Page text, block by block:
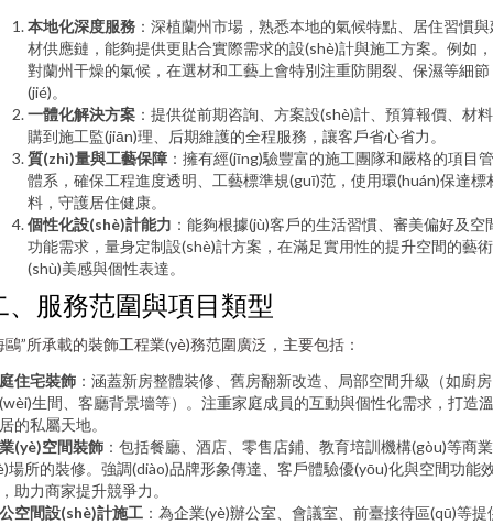
本地化深度服務 ：深植蘭州市場，熟悉本地的氣候特點、居住習慣與
材供應鏈，能夠提供更貼合實際需求的設(shè)計與施工方案。例如
對蘭州干燥的氣候，在選材和工藝上會特別注重防開裂、保濕等細節
(jié)。
一體化解決方案 ：提供從前期咨詢、方案設(shè)計、預算報價、材
購到施工監(jiān)理、后期維護的全程服務，讓客戶省心省力。
質(zhì)量與工藝保障 ：擁有經(jīng)驗豐富的施工團隊和嚴格的項目
體系，確保工程進度透明、工藝標準規(guī)范，使用環(huán)保達標
料，守護居住健康。
個性化設(shè)計能力 ：能夠根據(jù)客戶的生活習慣、審美偏好及空
功能需求，量身定制設(shè)計方案，在滿足實用性的提升空間的藝術
(shù)美感與個性表達。
、服務范圍與項目類型
鷗”所承載的裝飾工程業(yè)務范圍廣泛，主要包括：
住宅裝飾 ：涵蓋新房整體裝修、舊房翻新改造、局部空間升級（如廚
生間、客廳背景墻等）。注重家庭成員的互動與個性化需求，打造
的私屬天地。
(yè)空間裝飾 ：包括餐廳、酒店、零售店鋪、教育培訓機構(gòu)等商業
場所的裝修。強調(diào)品牌形象傳達、客戶體驗優(yōu)化與空間功能
助力商家提升競爭力。
空間設(shè)計施工 ：為企業(yè)辦公室、會議室、前臺接待區(qū)等提